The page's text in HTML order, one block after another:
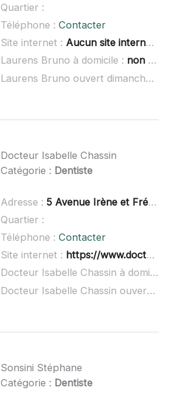
Quartier :
Téléphone : Contacter
Site internet : Aucun site internet connu
Laurens Bruno à domicile : non renseigné
Laurens Bruno ouvert dimanche :
Docteur Isabelle Chassin
Catégorie : Dentiste
Adresse : 5 Avenue Irène et Frédéric Joliot-Curie, 26700 Pierrelatte
Quartier :
Téléphone : Contacter
Site internet : https://www.doctolib.fr/dentiste/pierrelatte/isabelle-chassin
Docteur Isabelle Chassin à domicile :
Docteur Isabelle Chassin ouvert dimanche :
Sonsini Stéphane
Catégorie : Dentiste